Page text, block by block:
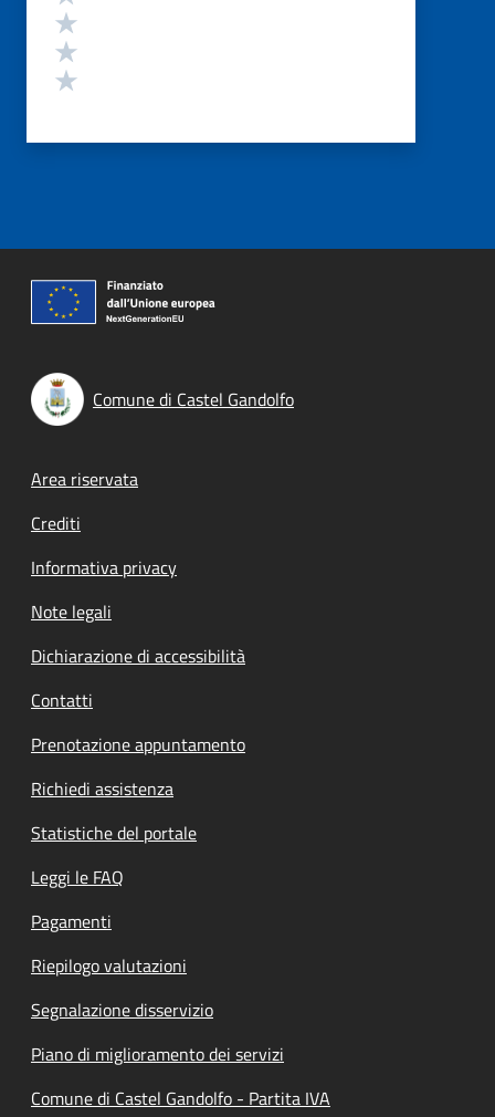
Comune di Castel Gandolfo
Footer menu
Area riservata
Crediti
Informativa privacy
Note legali
Dichiarazione di accessibilità
Contatti
Prenotazione appuntamento
Richiedi assistenza
Statistiche del portale
Leggi le FAQ
Pagamenti
Riepilogo valutazioni
Segnalazione disservizio
Piano di miglioramento dei servizi
Comune di Castel Gandolfo - Partita IVA